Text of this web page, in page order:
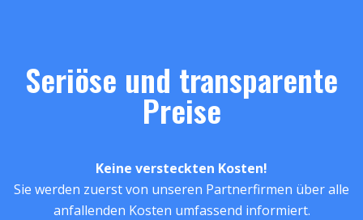
Seriöse und transparente
Preise
Keine versteckten Kosten!
Sie werden zuerst von unseren Partnerfirmen über alle
anfallenden Kosten umfassend informiert.